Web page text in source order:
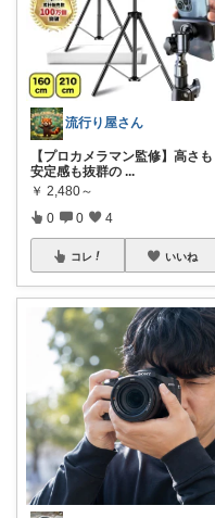
流行り屋さん
【プロカメラマン監修】高さも
安定感も抜群の ...
￥ 2,480～
0 0 4
コレ いいね